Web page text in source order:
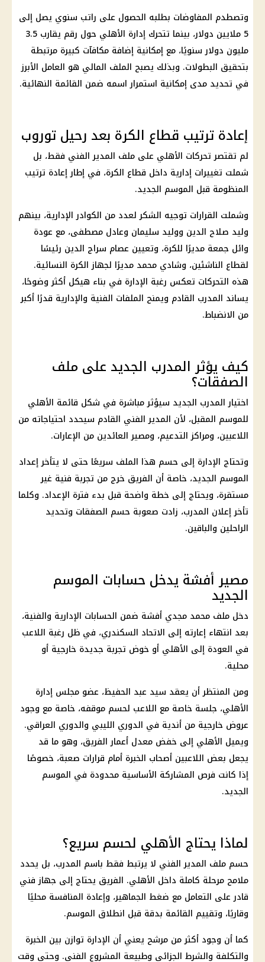
وتصطدم المفاوضات بطلبه الحصول على راتب سنوي يصل إلى
5 ملايين دولار، بينما تتحرك إدارة الأهلي حول رقم يقارب 3.5
مليون دولار سنويًا، مع إمكانية إضافة مكافآت كبيرة مرتبطة
بتحقيق البطولات. وبذلك يصبح الملف المالي هو العامل الأبرز
في تحديد مدى إمكانية استمرار اسمه ضمن القائمة النهائية.
إعادة ترتيب قطاع الكرة بعد رحيل توروب
لم تقتصر تحركات الأهلي على ملف المدير الفني فقط، بل
شملت تغييرات إدارية داخل قطاع الكرة، في إطار إعادة ترتيب
المنظومة قبل الموسم الجديد.
وشملت القرارات توجيه الشكر لعدد من الكوادر الإدارية، بينهم
وليد صلاح الدين ووليد سليمان وعادل مصطفى، مع عودة
وائل جمعة مديرًا للكرة، وتعيين عصام سراج الدين رئيسًا
لقطاع الناشئين، وشادي محمد مديرًا لجهاز الكرة النسائية.
هذه التحركات تعكس رغبة الإدارة في بناء هيكل أكثر وضوحًا،
يساند المدرب القادم ويمنح الملفات الفنية والإدارية قدرًا أكبر
من الانضباط.
كيف يؤثر المدرب الجديد على ملف
الصفقات؟
اختيار المدرب الجديد سيؤثر مباشرة في شكل قائمة الأهلي
للموسم المقبل، لأن المدير الفني القادم سيحدد احتياجاته من
اللاعبين، ومراكز التدعيم، ومصير العائدين من الإعارات.
وتحتاج الإدارة إلى حسم هذا الملف سريعًا حتى لا يتأخر إعداد
الموسم الجديد، خاصة أن الفريق خرج من تجربة فنية غير
مستقرة، ويحتاج إلى خطة واضحة قبل بدء فترة الإعداد. وكلما
تأخر إعلان المدرب، زادت صعوبة حسم الصفقات وتحديد
الراحلين والباقين.
مصير أفشة يدخل حسابات الموسم
الجديد
دخل ملف محمد مجدي أفشة ضمن الحسابات الإدارية والفنية،
بعد انتهاء إعارته إلى الاتحاد السكندري، في ظل رغبة اللاعب
في العودة إلى الأهلي أو خوض تجربة جديدة خارجية أو
محلية.
ومن المنتظر أن يعقد سيد عبد الحفيظ، عضو مجلس إدارة
الأهلي، جلسة خاصة مع اللاعب لحسم موقفه، خاصة مع وجود
عروض خارجية من أندية في الدوري الليبي والدوري العراقي.
ويميل الأهلي إلى خفض معدل أعمار الفريق، وهو ما قد
يجعل بعض اللاعبين أصحاب الخبرة أمام قرارات صعبة، خصوصًا
إذا كانت فرص المشاركة الأساسية محدودة في الموسم
الجديد.
لماذا يحتاج الأهلي لحسم سريع؟
حسم ملف المدير الفني لا يرتبط فقط باسم المدرب، بل يحدد
ملامح مرحلة كاملة داخل الأهلي. الفريق يحتاج إلى جهاز فني
قادر على التعامل مع ضغط الجماهير، وإعادة المنافسة محليًا
وقاريًا، وتقييم القائمة بدقة قبل انطلاق الموسم.
كما أن وجود أكثر من مرشح يعني أن الإدارة توازن بين الخبرة
والتكلفة والشرط الجزائي وطبيعة المشروع الفني. وحتى وقت